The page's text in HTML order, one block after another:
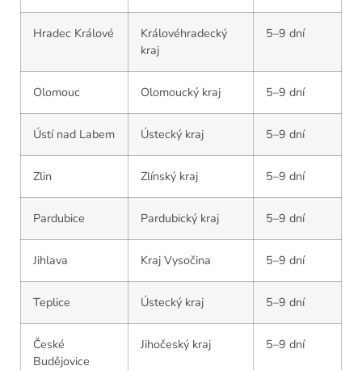
Hradec Králové
Královéhradecký
kraj
5–9 dní
Olomouc Olomoucký kraj 5–9 dní
Ústí nad Labem Ústecký kraj 5–9 dní
Zlin Zlínský kraj 5–9 dní
Pardubice Pardubický kraj 5–9 dní
Jihlava Kraj Vysočina 5–9 dní
Teplice Ústecký kraj 5–9 dní
České
Budějovice
Jihočeský kraj 5–9 dní